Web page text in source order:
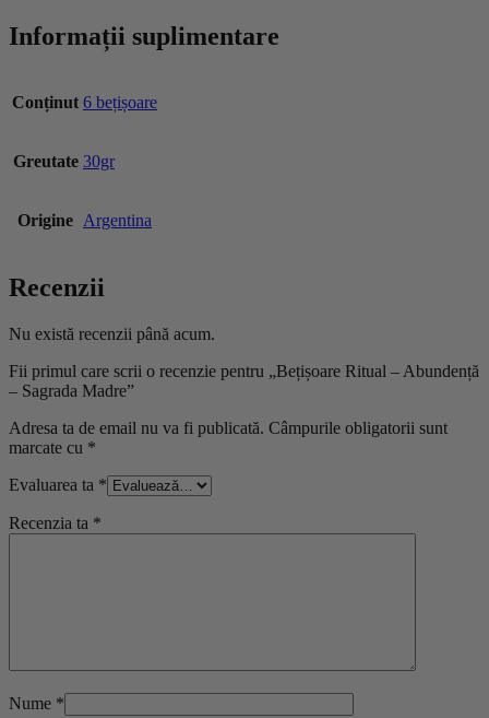
Informații suplimentare
Conținut 6 bețișoare
Greutate 30gr
Origine Argentina
Recenzii
Nu există recenzii până acum.
Fii primul care scrii o recenzie pentru „Bețișoare Ritual – Abundență
– Sagrada Madre”
Adresa ta de email nu va fi publicată. Câmpurile obligatorii sunt
marcate cu *
Evaluarea ta *
Recenzia ta *
Nume *